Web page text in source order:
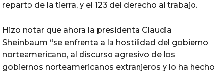
reparto de la tierra, y el 123 del derecho al trabajo.
Hizo notar que ahora la presidenta Claudia
Sheinbaum “se enfrenta a la hostilidad del gobierno
norteamericano, al discurso agresivo de los
gobiernos norteamericanos extranjeros y lo ha hecho